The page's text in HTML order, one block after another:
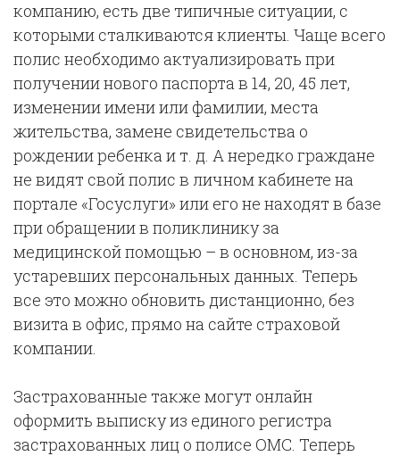
компанию, есть две типичные ситуации, с
которыми сталкиваются клиенты. Чаще всего
полис необходимо актуализировать при
получении нового паспорта в 14, 20, 45 лет,
изменении имени или фамилии, места
жительства, замене свидетельства о
рождении ребенка и т. д. А нередко граждане
не видят свой полис в личном кабинете на
портале «Госуслуги» или его не находят в базе
при обращении в поликлинику за
медицинской помощью – в основном, из-за
устаревших персональных данных. Теперь
все это можно обновить дистанционно, без
визита в офис, прямо на сайте страховой
компании.
Застрахованные также могут онлайн
оформить выписку из единого регистра
застрахованных лиц о полисе ОМС. Теперь